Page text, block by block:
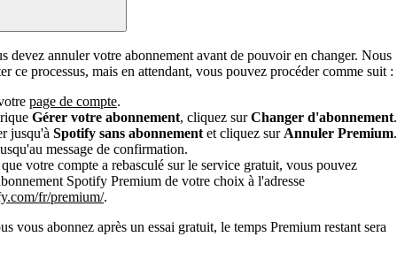
devez annuler votre abonnement avant de pouvoir en changer. Nous
ce processus, mais en attendant, vous pouvez procéder comme suit :
page de compte.
Gérer votre abonnement, cliquez surChanger d'abonnement.
jusqu'à Spotify sans abonnement et cliquez sur Annuler Premium.
message de confirmation.
votre compte a rebasculé sur le service gratuit, vous pouvez
Spotify Premium de votre choix à l'adresse
fr/premium/.
vous abonnez après un essai gratuit, le temps Premium restant sera